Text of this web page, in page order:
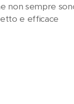
non sempre
e efficace😂